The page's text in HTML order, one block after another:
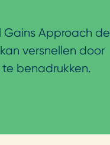
Approach de
versnellen door
benadrukken.